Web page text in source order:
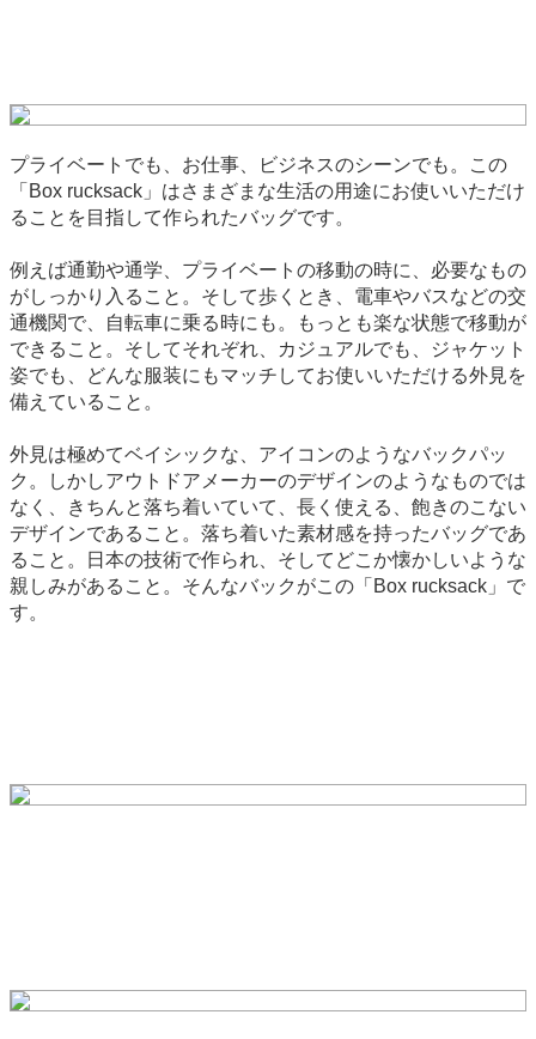
プライベートでも、お仕事、ビジネスのシーンでも。この
「Box rucksack」はさまざまな生活の用途にお使いいただけ
ることを目指して作られたバッグです。
例えば通勤や通学、プライベートの移動の時に、必要なもの
がしっかり入ること。そして歩くとき、電車やバスなどの交
通機関で、自転車に乗る時にも。もっとも楽な状態で移動が
できること。そしてそれぞれ、カジュアルでも、ジャケット
姿でも、どんな服装にもマッチしてお使いいただける外見を
備えていること。
外見は極めてベイシックな、アイコンのようなバックパッ
ク。しかしアウトドアメーカーのデザインのようなものでは
なく、きちんと落ち着いていて、長く使える、飽きのこない
デザインであること。落ち着いた素材感を持ったバッグであ
ること。日本の技術で作られ、そしてどこか懐かしいような
親しみがあること。そんなバックがこの「Box rucksack」で
す。